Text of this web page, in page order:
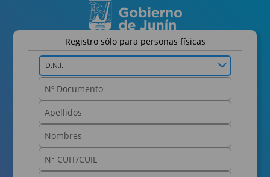
Registro sólo para personas físicas
D.N.I.